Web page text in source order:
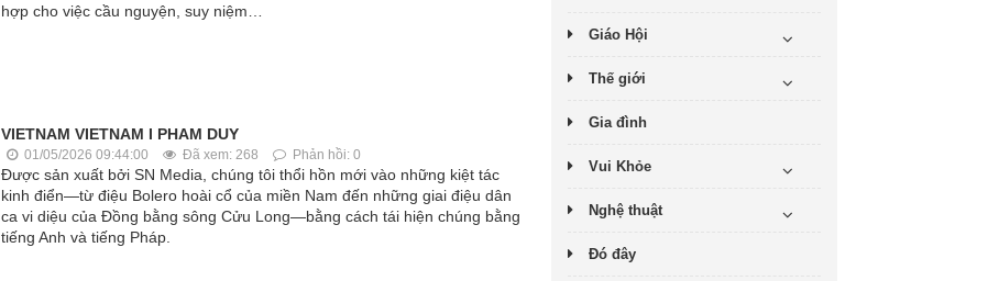
hợp cho việc cầu nguyện, suy niệm…
VIETNAM VIETNAM I PHAM DUY
01/05/2026 09:44:00 Đã xem: 268 Phản hồi: 0
Được sản xuất bởi SN Media, chúng tôi thổi hồn mới vào những kiệt tác
kinh điển—từ điệu Bolero hoài cổ của miền Nam đến những giai điệu dân
ca vi diệu của Đồng bằng sông Cửu Long—bằng cách tái hiện chúng bằng
tiếng Anh và tiếng Pháp.
Giáo Hội
Thế giới
Gia đình
Vui Khỏe
Nghệ thuật
Đó đây